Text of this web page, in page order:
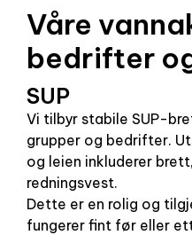
Våre
bedrifter
SUP
Vi tilbyr stabile SUP-
grupper og bedrifter.
og leien inkluderer
redningsvest.
Dette er en rolig og
fungerer fint før eller